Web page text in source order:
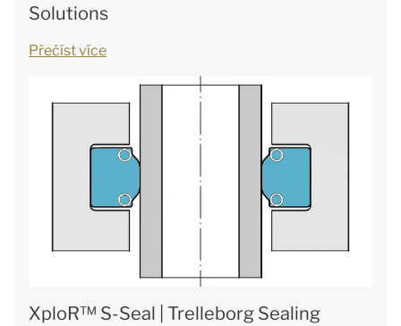
Solutions
Přečíst více
XploR™ S-Seal | Trelleborg Sealing